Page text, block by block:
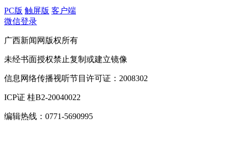
PC版 触屏版 客户端
微信登录
广西新闻网版权所有
未经书面授权禁止复制或建立镜像
信息网络传播视听节目许可证：2008302
ICP证 桂B2-20040022
编辑热线：0771-5690995